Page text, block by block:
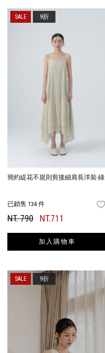
簡約緹花不規則剪接細肩長洋裝-綠
已銷售 134 件
NT. 790 NT.711
加入購物車
9折
9折